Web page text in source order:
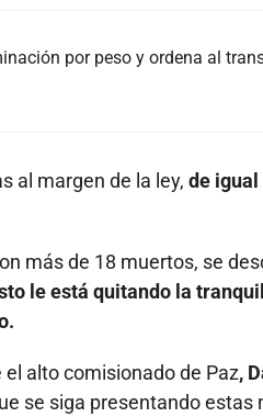
por peso y ordena al
al margen de la ley, de igual
más de 18 muertos, se
le está quitando la
alto comisionado de Paz,
se siga presentando